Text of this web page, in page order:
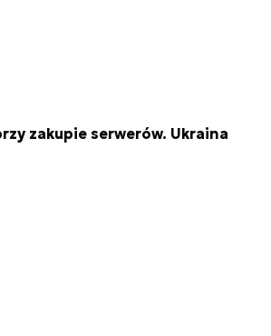
zakupie serwerów. Ukraina